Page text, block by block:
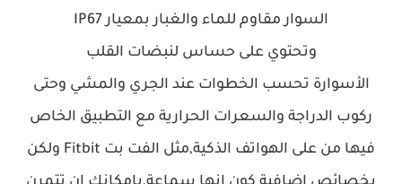
السوار مقاوم للماء والغبار بمعيار IP67
وتحتوي على حساس لنبضات القلب
الأسوارة تحسب الخطوات عند الجري والمشي وحتى
ركوب الدراجة والسعرات الحرارية مع التطبيق الخاص
فيها من على الهواتف الذكية,
مثل الفت بت Fitbit ولكن